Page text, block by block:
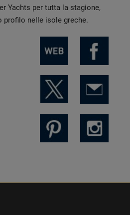
Yachts per tutta la stagione,
profilo nelle isole greche.